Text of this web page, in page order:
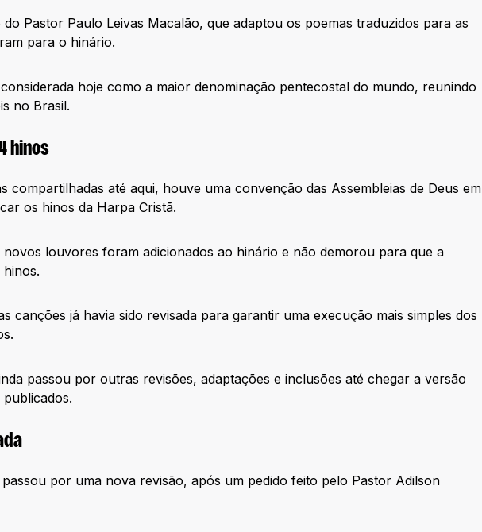
Pastor Paulo Leivas Macalão, que adaptou os poemas traduzidos para as
para o hinário.
hoje como a maior denominação pentecostal do mundo, reunindo
no Brasil.
hinos
compartilhadas até aqui, houve uma convenção das Assembleias de Deus em
os hinos da Harpa Cristã.
louvores foram adicionados ao hinário e não demorou para que a
canções já havia sido revisada para garantir uma execução mais simples dos
passou por outras revisões, adaptações e inclusões até chegar a versão
por uma nova revisão, após um pedido feito pelo Pastor Adilson